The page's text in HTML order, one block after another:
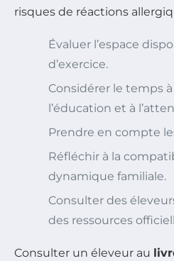
risques de réactions
Évaluer l’espace
d’exercice.
Considérer le temps
l’éducation et à
Prendre en compte
Réfléchir à la
dynamique familiale.
Consulter des
des ressources
Consulter un éleveur au